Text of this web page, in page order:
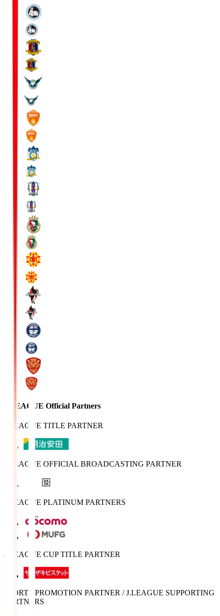
J.LEAGUE Official Partners
J.LEAGUE TITLE PARTNER
J.LEAGUE OFFICIAL BROADCASTING PARTNER
J.LEAGUE PLATINUM PARTNERS
J.LEAGUE CUP TITLE PARTNER
SPORTS PROMOTION PARTNER / J.LEAGUE SUPPORTING
PARTNERS